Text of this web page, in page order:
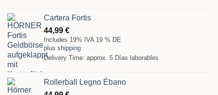
Cartera Fortis
44,99 €
Includes 19% IVA 19 % DE
plus shipping
Delivery Time: approx. 5 Días laborables
Rollerball Legno Ébano